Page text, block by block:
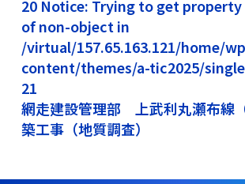
20 Notice: Trying to get
of non-object in
/virtual/157.65.163.121/home/
content/themes/a-tic2025/
21
網走建設管理部 上武利丸瀬布線
築工事（地質調査）